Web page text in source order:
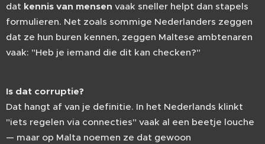
dat kennis van mensen vaak sneller helpt dan stapels
formulieren. Net zoals sommige Nederlanders zeggen
dat ze hun buren kennen, zeggen Maltese ambtenaren
vaak: "Heb je iemand die dit kan checken?" 😄
Is dat corruptie?
Dat hangt af van je definitie. In het Nederlands klinkt
"iets regelen via connecties" vaak al een beetje louche
— maar op Malta noemen ze dat gewoon